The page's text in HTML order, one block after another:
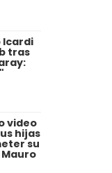
Icardi
tras
video
hijas
su